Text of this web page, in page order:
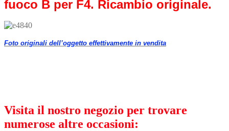
originale.
fuoco B per F4. Ricambio originale.
Foto originali dell’oggetto effettivamente in vendita
Visita il nostro negozio per trovare
numerose altre occasioni: